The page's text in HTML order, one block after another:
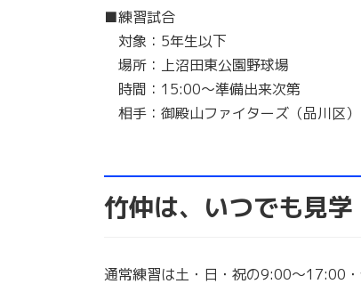
■練習試合
対象：5年生以下
場所：上沼田東公園野球場
時間：15:00～準備出来次第
相手：御殿山ファイターズ（品川区）
竹仲は、いつでも見学
通常練習は土・日・祝の9:00～17:00